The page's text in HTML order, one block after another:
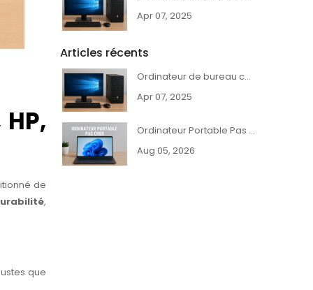
de
,
que
Apr 07, 2025
Articles récents
Ordinateur de bureau complet HP, Dell ou Lenovo pas cher
Apr 07, 2025
Ordinateur Portable Pas Cher et Reconditionné - PCDiscounts
Aug 05, 2026